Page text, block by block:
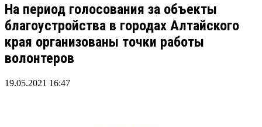
На период голосования за объекты
благоустройства в городах Алтайского
края организованы точки работы
волонтеров
19.05.2021 16:47